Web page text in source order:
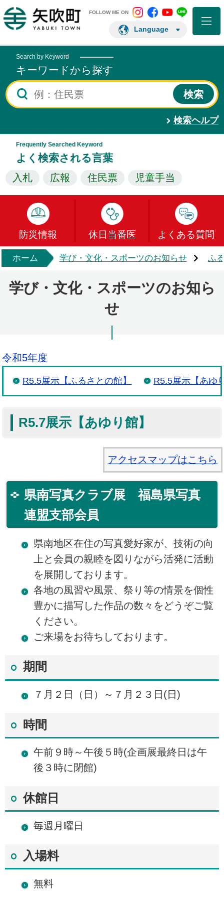
矢吹町ホームページ
FOLLOW ME ON 矢吹町 Instagram
矢吹町矢吹町矢吹町
Language
Search by Keyword
キーワードから探す
検索ヘルプ
Frequently Searched Keyword
よく検索される言葉
入札 広報 住民票 児童手当
防災情報 休日当番医 よくある質問
ホーム 学び・文化・スポーツのお知らせ ふ
学び・文化・スポーツのお知ら
せ
令和5年度
R5.5展示【ふるさとの館】 R5.5展示【あゆ
R5.7展示【あゆり館】
アクセスマップはこちら
県南写真クラブ展 福島県写真
連盟支部会員
県南地区在住の写真愛好家が、技術の向
上と会員の親睦を図りながら活発に活動
を展開しております。
各地の風習や風景、祭り等の情景を個性
豊かに描写した作品の数々をどうぞご覧
ください。
ご来場をお待ちしております。
期間
７月２日（日）～７月２３日(日)
時間
午前９時～午後５時(企画展最終日は午
後３時に閉館)
休館日
毎週月曜日
入場料
無料